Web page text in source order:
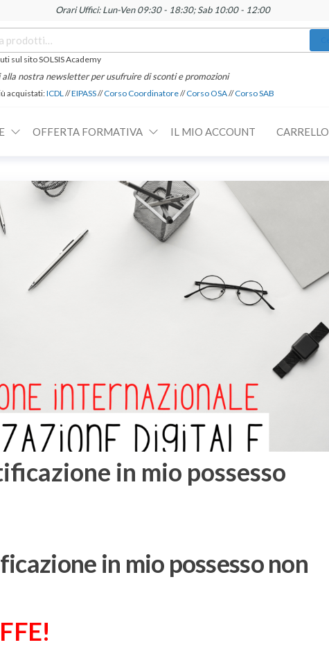
Orari Uffici: Lun-Ven 09:30 - 18:30; Sab 10:00 - 12:00
sul sito SOLSIS Academy
nostra newsletter per usufruire di sconti e promozioni
acquistati:ICDL//EIPASS//Corso Coordinatore//Corso OSA//Corso SAB
OFFERTA FORMATIVA IL MIO ACCOUNT CARRELLO
in mio possesso
in mio possesso non